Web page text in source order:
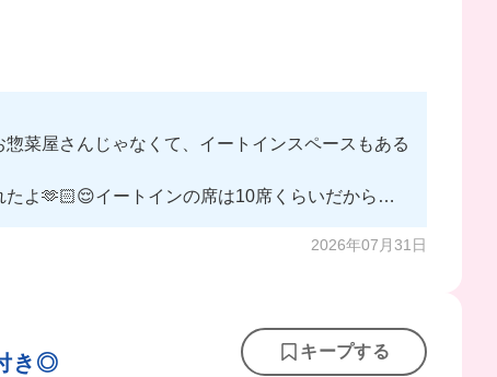
菜屋さんじゃなくて、イートインスペースもある
よ🫶🏻😌イートインの席は10席くらいだから初
2026年07月31日
き◎ キープする